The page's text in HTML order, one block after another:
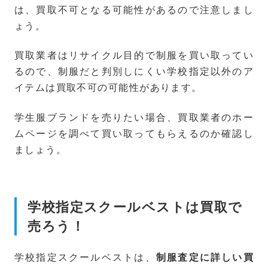
は、買取不可となる可能性があるので注意しまし
ょう。
買取業者はリサイクル目的で制服を買い取ってい
るので、制服だと判別しにくい学校指定以外のア
イテムは買取不可の可能性があります。
学生服ブランドを売りたい場合、買取業者のホー
ムページを調べて買い取ってもらえるのか確認し
ましょう。
学校指定スクールベストは買取で
売ろう！
学校指定スクールベストは、 制服査定に詳しい買